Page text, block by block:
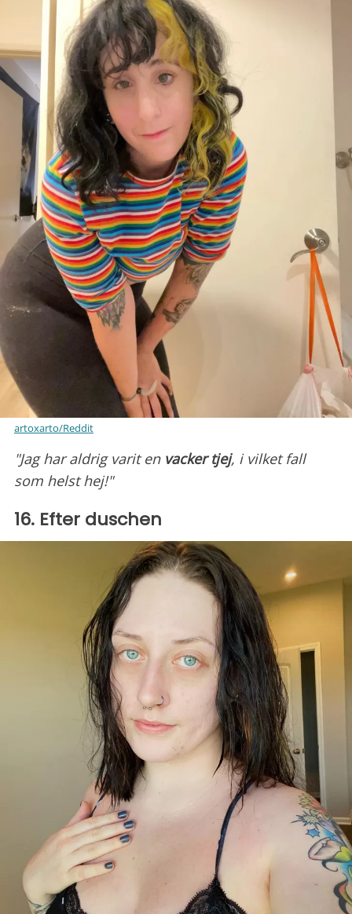
artoxarto/Reddit
"Jag har aldrig varit en vacker tjej, i vilket fall
som helst hej!"
16. Efter duschen